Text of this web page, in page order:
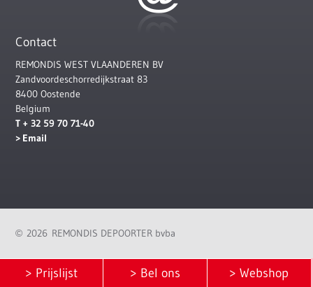
Contact
REMONDIS WEST VLAANDEREN BV
Zandvoordeschorredijkstraat 83
8400 Oostende
Belgium
T + 32 59 70 71-40
Email
© 2026 REMONDIS DEPOORTER bvba
> Prijslijst > Bel ons > Webshop